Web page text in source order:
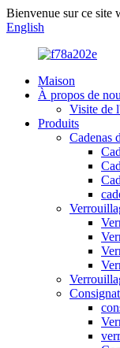
Bienvenue sur ce site
English
Maison
À propos de
Visite de
Produits
Cadenas